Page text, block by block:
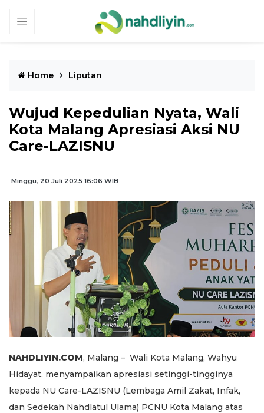
Home Liputan
Wujud Kepedulian Nyata, Wali
Kota Malang Apresiasi Aksi NU
Care-LAZISNU
Minggu, 20 Juli 2025 16:06 WIB
NAHDLIYIN.COM, Malang – Wali Kota Malang, Wahyu
Hidayat, menyampaikan apresiasi setinggi-tingginya
kepada NU Care-LAZISNU (Lembaga Amil Zakat, Infak,
dan Sedekah Nahdlatul Ulama) PCNU Kota Malang atas